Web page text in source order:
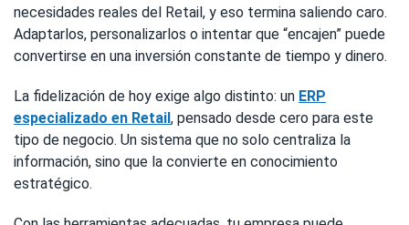
necesidades reales del Retail, y eso termina saliendo caro.
Adaptarlos, personalizarlos o intentar que “encajen” puede
convertirse en una inversión constante de tiempo y dinero.
La fidelización de hoy exige algo distinto: un ERP
especializado en Retail, pensado desde cero para este
tipo de negocio. Un sistema que no solo centraliza la
información, sino que la convierte en conocimiento
estratégico.